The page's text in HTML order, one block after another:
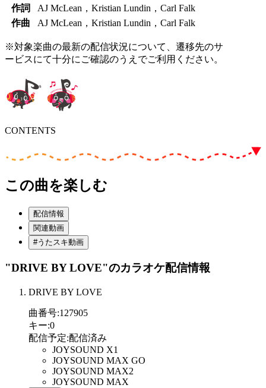
作詞
AJ McLean，Kristian Lundin，Carl Falk
作曲
AJ McLean，Kristian Lundin，Carl Falk
※対象楽曲の最新の配信状況について、遷移先のサ
ービスにて十分にご確認のうえでご利用ください。
CONTENTS
この曲を楽しむ
配信情報
関連動画
#うたスキ動画
"DRIVE BY LOVE"のカラオケ配信情報
DRIVE BY LOVE
曲番号:127905
キー:0
配信予定:配信済み
JOYSOUND X1
JOYSOUND MAX GO
JOYSOUND MAX2
JOYSOUND MAX